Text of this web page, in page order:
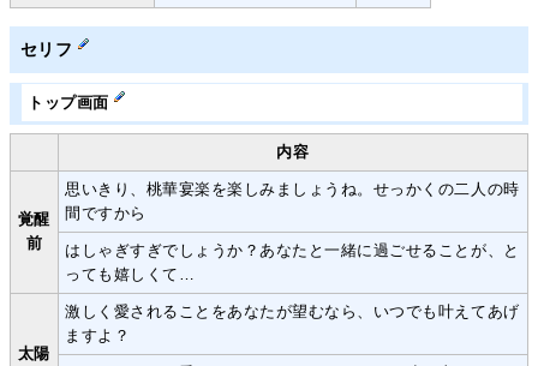
セリフ
トップ画面
内容
覚醒
前
思いきり、桃華宴楽を楽しみましょうね。せっかくの二人の時
間ですから
はしゃぎすぎでしょうか？あなたと一緒に過ごせることが、と
っても嬉しくて…
太陽
激しく愛されることをあなたが望むなら、いつでも叶えてあげ
ますよ？